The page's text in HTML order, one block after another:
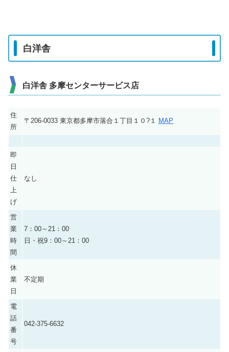
白洋舎
白洋舎 多摩センターサービス店
住
所
〒206-0033 東京都多摩市落合１丁目１０?１ MAP
即
日
仕
上
げ
なし
営
業
時
間
7：00～21：00
日・祝9：00～21：00
休
業
日
不定期
電
話
番
号
042-375-6632